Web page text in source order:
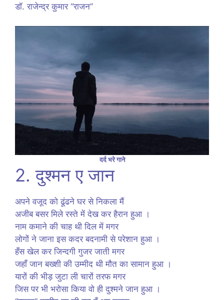
डॉ. राजेन्द्र कुमार “राजन”
दर्द भरे गाने
2. दुश्मन ए जान
अपने वजूद को ढूंढने घर से निकला मैं
अजीब बसर मिले रस्ते में देख कर हैरान हुआ ।
नाम कमाने की चाह थी दिल में मगर
लोगों ने जाना इस कदर बदनामी से परेशान हुआ ।
हँस खेल कर जिन्दगी गुजर जाती मगर
जहाँ जान बख्शी की उम्मीद थी मौत का सामान हुआ ।
यारों की भीड़ जुटा ली चारों तरफ मगर
जिस पर भी भरोसा किया वो ही दुश्मने जान हुआ ।